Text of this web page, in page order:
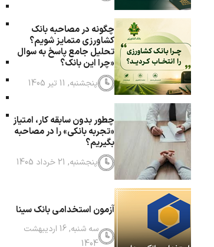
چگونه در مصاحبه بانک
کشاورزی متمایز شویم؟
تحلیل جامع پاسخ به سوال
«چرا این بانک؟
پنجشنبه, 11 تیر 1405
چطور بدون سابقه کار، امتیاز
«تجربه بانکی» را در مصاحبه
بگیریم؟
پنجشنبه, 21 خرداد 1405
آزمون استخدامی بانک سینا
سه شنبه, 16 اردیبهشت
1404